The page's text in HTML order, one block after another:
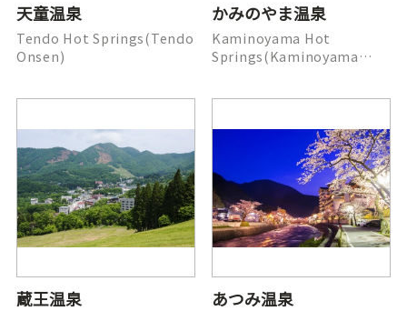
天童温泉
Tendo Hot Springs(Tendo
Onsen)
かみのやま温泉
Kaminoyama Hot
Springs(Kaminoyama
蔵王温泉 あつみ温泉